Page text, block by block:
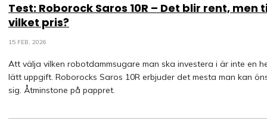
Test: Roborock Saros 10R – Det blir rent, men
vilket pris?
15 FEB, 2026
Att välja vilken robotdammsugare man ska investera i är inte en
lätt uppgift. Roborocks Saros 10R erbjuder det mesta man kan
sig. Åtminstone på pappret.